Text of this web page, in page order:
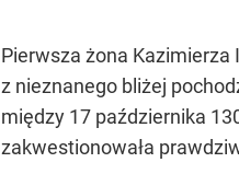
Pierwsza żona Kazimierza
z nieznanego bliżej
między 17 października
zakwestionowała